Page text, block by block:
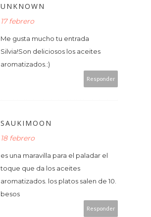
UNKNOWN
17 febrero
Me gusta mucho tu entrada
Silvia!Son deliciosos los aceites
aromatizados.:)
Responder
SAUKIMOON
18 febrero
es una maravilla para el paladar el
toque que da los aceites
aromatizados. los platos salen de 10.
besos
Responder